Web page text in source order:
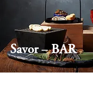
​Savor – BAR